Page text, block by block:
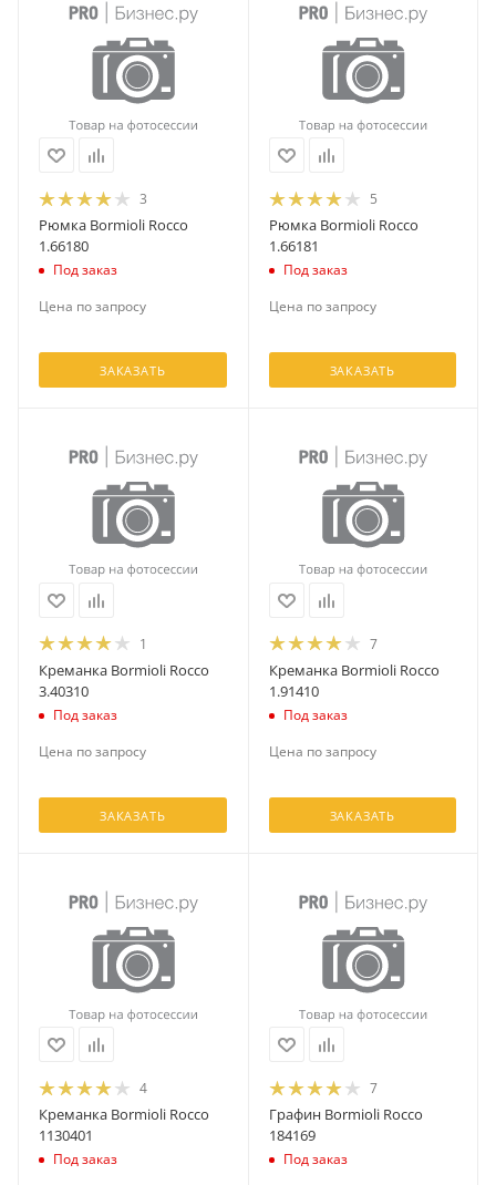
3
Рюмка Bormioli Rocco
1.66180
Под заказ
Цена по запросу
ЗАКАЗАТЬ
5
Рюмка Bormioli Rocco
1.66181
Под заказ
Цена по запросу
ЗАКАЗАТЬ
1
Креманка Bormioli Rocco
3.40310
Под заказ
Цена по запросу
ЗАКАЗАТЬ
7
Креманка Bormioli Rocco
1.91410
Под заказ
Цена по запросу
ЗАКАЗАТЬ
4
Креманка Bormioli Rocco
1130401
Под заказ
7
Графин Bormioli Rocco
184169
Под заказ